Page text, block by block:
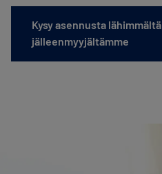
Kysy asennusta lähimmältä
jälleenmyyjältämme